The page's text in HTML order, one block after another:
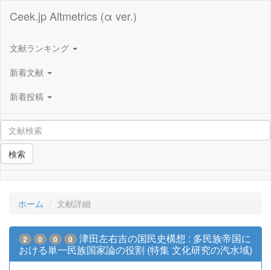
Ceek.jp Altmetrics (α ver.)
文献ランキング
新着文献
新着投稿
検索
ホーム 文献詳細
2 0 0 0
津田左右吉の国民史構想 : 多民族帝国に
おける単一民族国家論の役割 (特集 文化研究の汽水域)